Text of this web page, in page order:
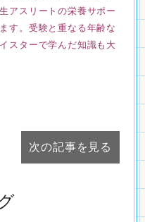
アスリートの栄養サポー
す。受験と重なる年齢な
スターで学んだ知識も大
次の記事を見る